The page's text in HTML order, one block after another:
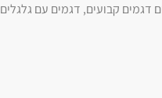
דגמים קבועים, דגמים עם גלגלים